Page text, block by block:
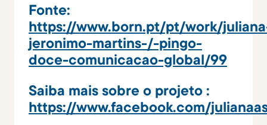
Fonte:
https://www.born.pt/pt/work/
jeronimo-martins-/-pingo-
doce-comunicacao-global/99
Saiba mais sobre o projeto :
https://www.facebook.com/